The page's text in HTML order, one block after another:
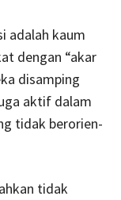
adalah kaum
dengan “akar
disamping
aktif dalam
tidak ber­orien­
tidak